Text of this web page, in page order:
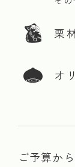
栗
オ
ご予算か